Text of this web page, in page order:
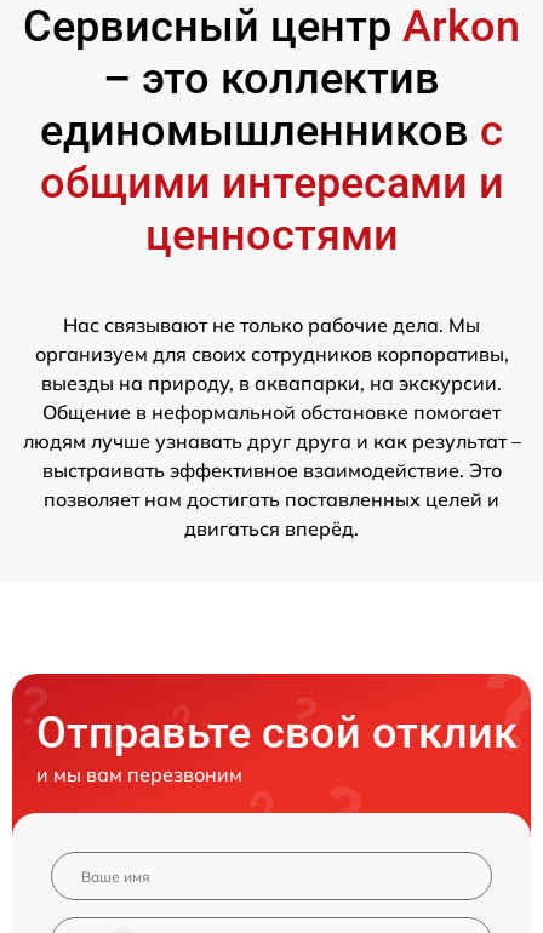
Сервисный центр Arkon
– это коллектив
единомышленников с
общими интересами и
ценностями
Нас связывают не только рабочие дела. Мы
организуем для своих сотрудников корпоративы,
выезды на природу, в аквапарки, на экскурсии.
Общение в неформальной обстановке помогает
людям лучше узнавать друг друга и как результат –
выстраивать эффективное взаимодействие. Это
позволяет нам достигать поставленных целей и
двигаться вперёд.
Отправьте свой отклик
и мы вам перезвоним